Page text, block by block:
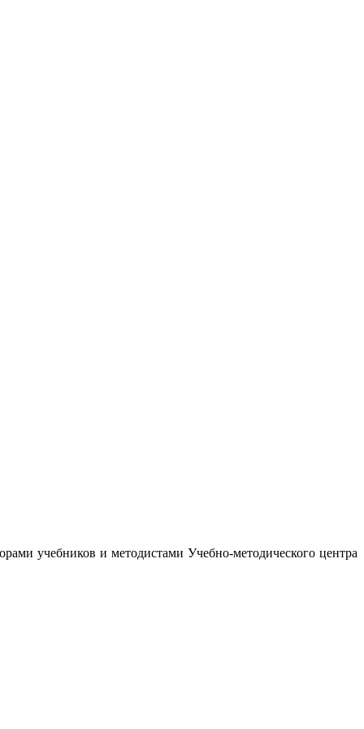
учебников и методистами Учебно-методического центра